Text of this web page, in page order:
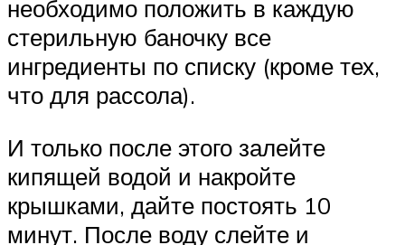
необходимо положить в каждую
стерильную баночку все
ингредиенты по списку (кроме тех,
что для рассола).
И только после этого залейте
кипящей водой и накройте
крышками, дайте постоять 10
минут. После воду слейте и